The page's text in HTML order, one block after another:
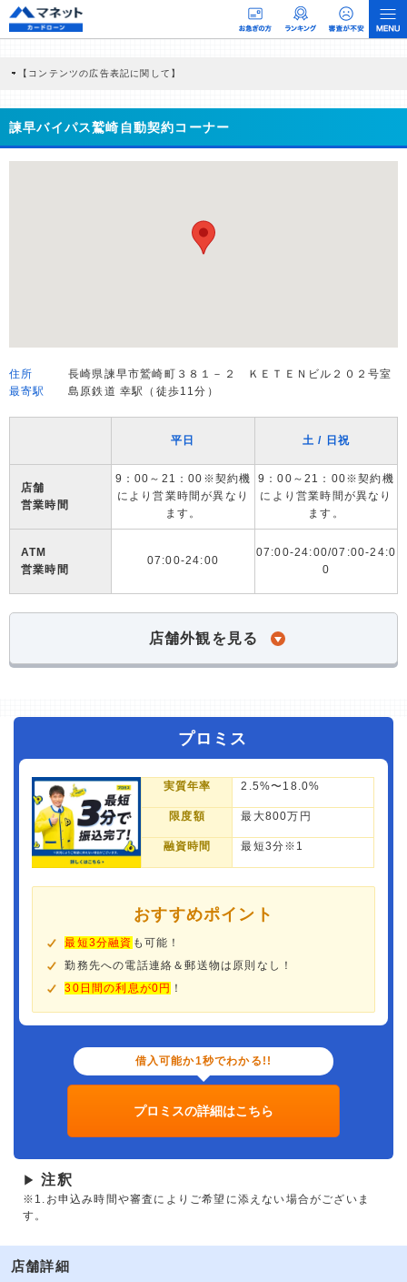
【コンテンツの広告表記に関して】
商品を根拠なくPRするものではなく、当編集部の調査／ユーザーへの口コミ収集な
どに基づき、公平性を担保した情報提供を行っています。
>提携企業一覧
諫早バイパス鷲崎自動契約コーナー
住所
長崎県諫早市鷲崎町３８１－２ ＫＥＴＥＮビル２０２号室
最寄駅
島原鉄道 幸駅（徒歩11分）
平日 土 / 日祝
店舗
営業時間
9：00～21：00※契約機
により営業時間が異なり
ます。
9：00～21：00※契約機
により営業時間が異なり
ます。
ATM
営業時間
07:00-24:00
07:00-24:00/07:00-24:0
0
店舗外観を見る
プロミス
実質年率 2.5%〜18.0%
限度額 最大800万円
融資時間 最短3分※1
おすすめポイント
最短3分融資 も可能！
勤務先への電話連絡＆郵送物は原則なし！
30日間の利息が0円 ！
借入可能か1秒でわかる!!
プロミスの詳細はこちら
▶ 注釈
※1.お申込み時間や審査によりご希望に添えない場合がございま
す。
店舗詳細